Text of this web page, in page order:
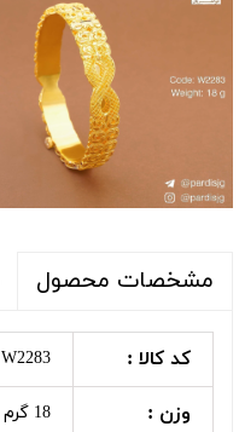
مشخصات محصول
کد کالا : W2283
وزن : 18 گرم